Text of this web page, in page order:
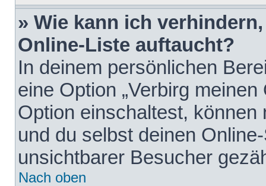
» Wie kann ich
Online-Liste auftaucht?
In deinem persönlichen
eine Option „Verbirg
Option einschaltest,
und du selbst deinen
unsichtbarer Besucher
Nach oben